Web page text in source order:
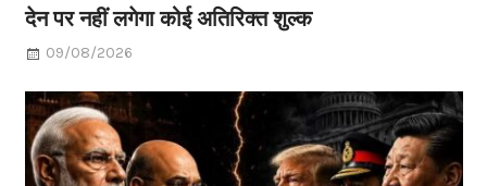
देन पर नहीं लगेगा कोई अतिरिक्त शुल्क
09/08/2026